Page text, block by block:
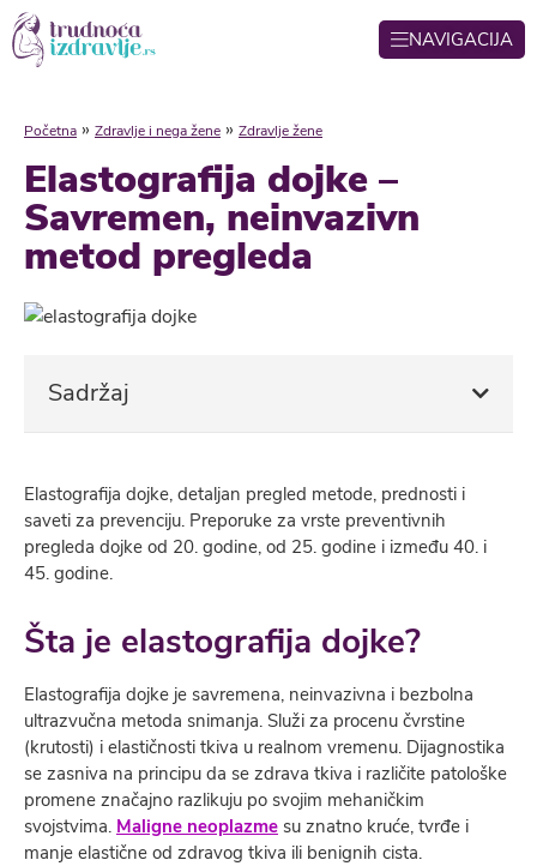
NAVIGACIJA
Početna » Zdravlje i nega žene » Zdravlje žene
Elastografija dojke –
Savremen, neinvazivn
metod pregleda
Sadržaj
Elastografija dojke, detaljan pregled metode, prednosti i
saveti za prevenciju. Preporuke za vrste preventivnih
pregleda dojke od 20. godine, od 25. godine i između 40. i
45. godine.
Šta je elastografija dojke?
Elastografija dojke je savremena, neinvazivna i bezbolna
ultrazvučna metoda snimanja. Služi za procenu čvrstine
(krutosti) i elastičnosti tkiva u realnom vremenu. Dijagnostika
se zasniva na principu da se zdrava tkiva i različite patološke
promene značajno razlikuju po svojim mehaničkim
svojstvima. Maligne neoplazme su znatno kruće, tvrđe i
manje elastične od zdravog tkiva ili benignih cista.